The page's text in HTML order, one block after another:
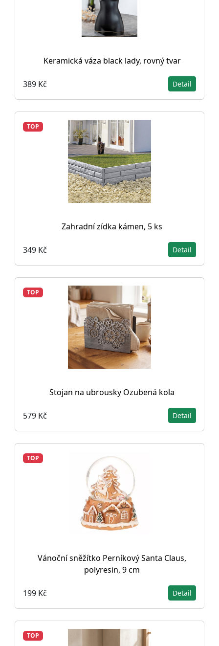
Keramická váza black lady, rovný tvar
389 Kč Detail
TOP
Zahradní zídka kámen, 5 ks
349 Kč Detail
TOP
Stojan na ubrousky Ozubená kola
579 Kč Detail
TOP
Vánoční sněžítko Perníkový Santa Claus,
polyresin, 9 cm
199 Kč Detail
TOP